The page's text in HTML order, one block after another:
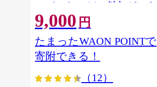
マスカット 〜 １ｋｇ以上（２〜３
房） フルーツ 山梨県産 果物 くだも
の シャイン マスカット ぶどう ブド
ウ 葡萄 大粒 種なし 先行予約 富士川
町 10000円 一万円 9000円 九千円
9,000 円
たまったWAON POINTで
寄附できる！
（12）